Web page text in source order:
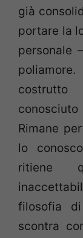
già
portare la
personale
costrutto
conosciuto
Rimane
lo
ritiene
filosofia
scontra